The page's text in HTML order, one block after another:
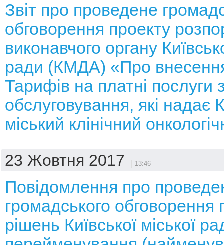
Звіт про проведене
обговорення проекту
виконавчого органу
ради (КМДА) «Про
Тарифів на платні послуги
обслуговування, які надає
міський клінічний
23 Жовтня 2017 13:46
Повідомлення про
громадського обговорення
рішень Київської міської